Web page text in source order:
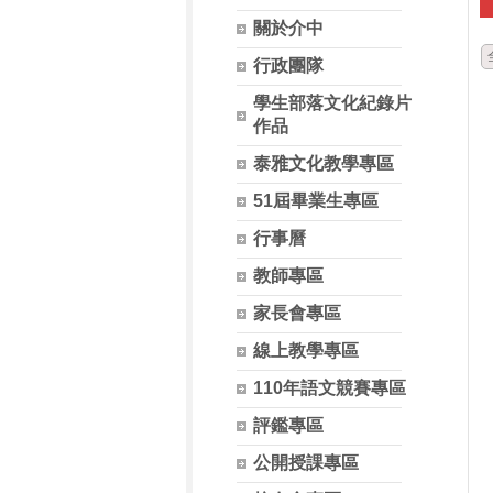
關於介中
行政團隊
學生部落文化紀錄片
作品
泰雅文化教學專區
51屆畢業生專區
行事曆
教師專區
家長會專區
線上教學專區
110年語文競賽專區
評鑑專區
公開授課專區